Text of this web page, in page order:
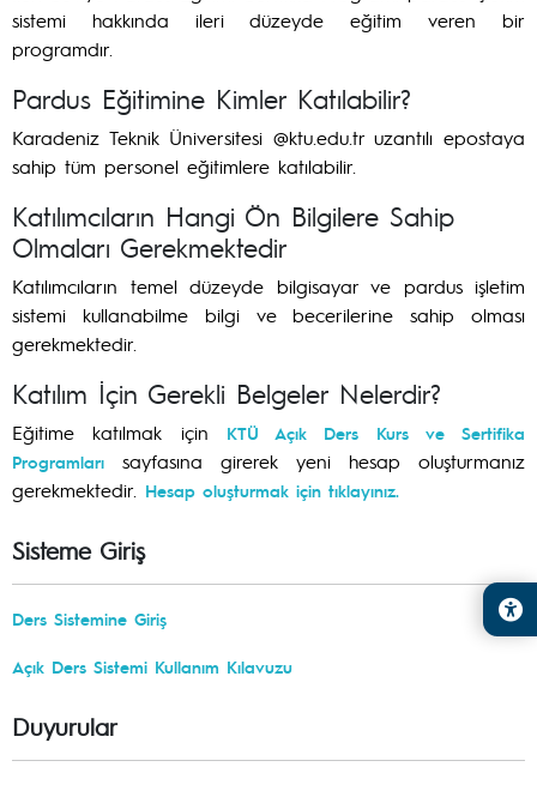
sistemi hakkında ileri düzeyde eğitim veren bir
programdır.
Pardus Eğitimine Kimler Katılabilir?
Karadeniz Teknik Üniversitesi @ktu.edu.tr uzantılı epostaya
sahip tüm personel eğitimlere katılabilir.
Katılımcıların Hangi Ön Bilgilere Sahip
Olmaları Gerekmektedir
Katılımcıların temel düzeyde bilgisayar ve pardus işletim
sistemi kullanabilme bilgi ve becerilerine sahip olması
gerekmektedir.
Katılım İçin Gerekli Belgeler Nelerdir?
Eğitime katılmak için
KTÜ Açık Ders Kurs ve Sertifika
Programları sayfasına girerek yeni hesap oluşturmanız
gerekmektedir.
Hesap oluşturmak için tıklayınız.
Sisteme Giriş
Ders Sistemine Giriş
Açık Ders Sistemi Kullanım Kılavuzu
Duyurular